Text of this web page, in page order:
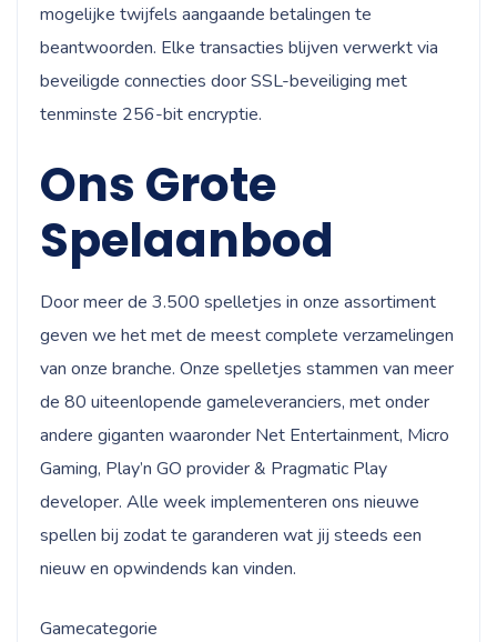
mogelijke twijfels aangaande betalingen te
beantwoorden. Elke transacties blijven verwerkt via
beveiligde connecties door SSL-beveiliging met
tenminste 256-bit encryptie.
Ons Grote
Spelaanbod
Door meer de 3.500 spelletjes in onze assortiment
geven we het met de meest complete verzamelingen
van onze branche. Onze spelletjes stammen van meer
de 80 uiteenlopende gameleveranciers, met onder
andere giganten waaronder Net Entertainment, Micro
Gaming, Play’n GO provider & Pragmatic Play
developer. Alle week implementeren ons nieuwe
spellen bij zodat te garanderen wat jij steeds een
nieuw en opwindends kan vinden.
Gamecategorie